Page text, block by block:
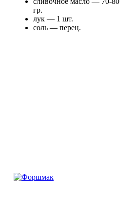
гр.
лук — 1 шт.
соль — перец.